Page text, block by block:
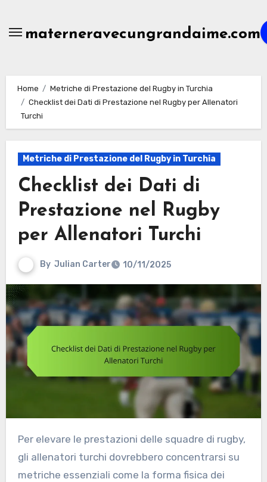
contentmaterneravecungrandaime.com
Home
Metriche di Prestazione del Rugby in Turchia
Checklist dei Dati di Prestazione nel Rugby per Allenatori
Turchi
Metriche di Prestazione del Rugby in Turchia
Checklist dei Dati di
Prestazione nel Rugby
per Allenatori Turchi
By Julian Carter 10/11/2025
Per elevare le prestazioni delle squadre di rugby,
gli allenatori turchi dovrebbero concentrarsi su
metriche essenziali come la forma fisica dei